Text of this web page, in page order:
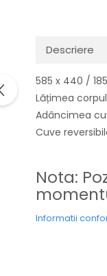
Plite cu hota
Descriere
585 x 440 /
Lățimea
Adâncimea
Cuve
Nota:
Informatii